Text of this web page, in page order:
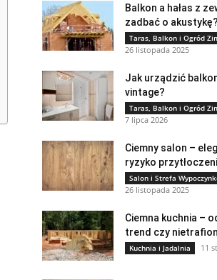
Balkon a hałas z
zadbać o akustykę?
Taras, Balkon i Ogród
26 listopada 2025
Jak urządzić
vintage?
Taras, Balkon i Ogród
7 lipca 2026
Ciemny salon –
ryzyko
Salon i Strefa
26 listopada 2025
Ciemna kuchnia –
trend czy
Kuchnia i Jadalnia 11